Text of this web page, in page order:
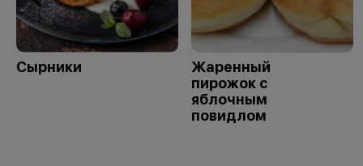
Сырники
Жаренный
пирожок с
яблочным
повидлом